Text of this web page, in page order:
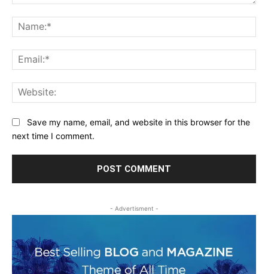
Save my name, email, and website in this browser for the
next time I comment.
- Advertisment -